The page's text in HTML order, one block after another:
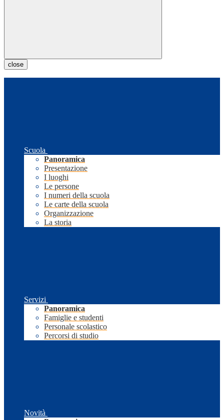
close
Scuola
Panoramica
Presentazione
I luoghi
Le persone
I numeri della scuola
Le carte della scuola
Organizzazione
La storia
Servizi
Panoramica
Famiglie e studenti
Personale scolastico
Percorsi di studio
Novità